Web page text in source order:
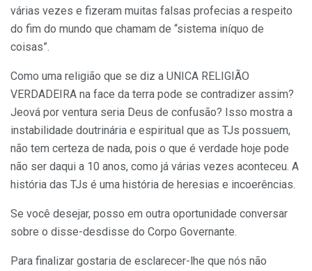
várias vezes e fizeram muitas falsas profecias a respeito
do fim do mundo que chamam de “sistema iníquo de
coisas”.
Como uma religião que se diz a UNICA RELIGIÃO
VERDADEIRA na face da terra pode se contradizer assim?
Jeová por ventura seria Deus de confusão? Isso mostra a
instabilidade doutrinária e espiritual que as TJs possuem,
não tem certeza de nada, pois o que é verdade hoje pode
não ser daqui a 10 anos, como já várias vezes aconteceu. A
história das TJs é uma história de heresias e incoerências.
Se você desejar, posso em outra oportunidade conversar
sobre o disse-desdisse do Corpo Governante.
Para finalizar gostaria de esclarecer-lhe que nós não